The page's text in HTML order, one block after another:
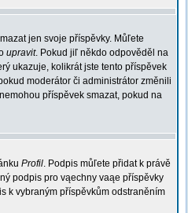
jen svoje příspěvky. Můľete
upravit. Pokud jiľ někdo odpověděl na
ukazuje, kolikrát jste tento příspěvek
moderátor či administrátor změnili
příspěvek smazat, pokud na
Profil. Podpis můľete přidat k právě
podpis pro vąechny vaąe příspěvky
k vybraným příspěvkům odstraněním